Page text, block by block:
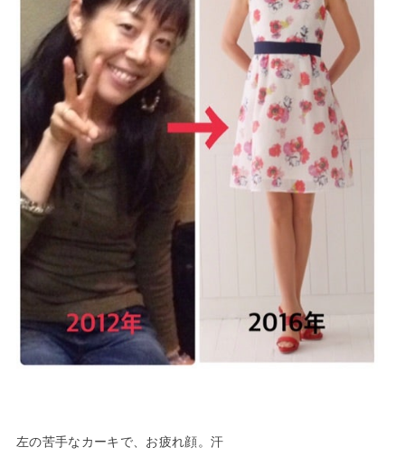
左の苦手なカーキで、お疲れ顔。汗